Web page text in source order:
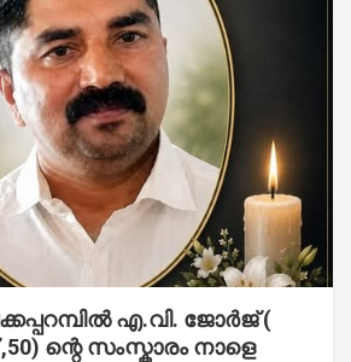
എ.​വി. ജോ​ർ​ജ് (
ന്റെ സംസ്കാരം നാളെ